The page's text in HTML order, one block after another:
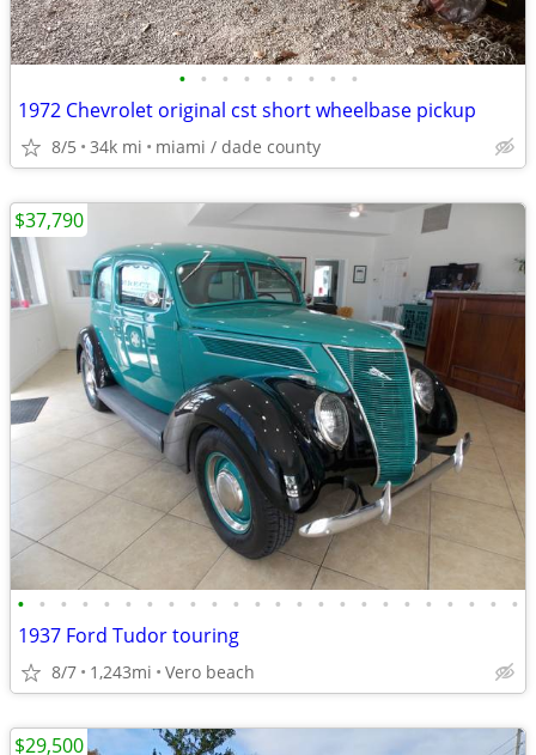
• • • • • • • • •
1972 Chevrolet original cst short wheelbase pickup
8/5 34k mi miami / dade county
• • • • • • • • • • • • • • • • • • • • • • • •
1937 Ford Tudor touring
8/7 1,243mi Vero beach
$37,790
$29,500